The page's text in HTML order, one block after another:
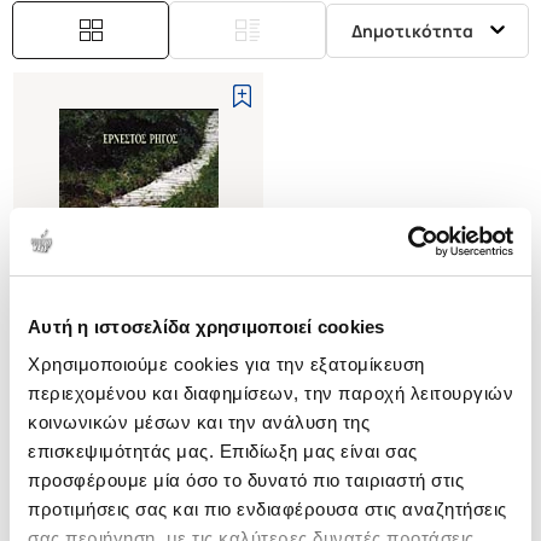
Αυτή η ιστοσελίδα χρησιμοποιεί cookies
Χρησιμοποιούμε cookies για την εξατομίκευση
περιεχομένου και διαφημίσεων, την παροχή λειτουργιών
κοινωνικών μέσων και την ανάλυση της
επισκεψιμότητάς μας. Επιδίωξη μας είναι σας
προσφέρουμε μία όσο το δυνατό πιο ταιριαστή στις
προτιμήσεις σας και πιο ενδιαφέρουσα στις αναζητήσεις
Δημοτικότητα
Εξαντλημένο
(0)
ΑΝΑΖΗΤΩΝΤΑΣ ΤΗ ΓΝΩΣΗ
ΡΗΓΟΣ ΕΡΝΕΣΤΟΣ
Κωδ. Πολιτείας: 1985-0371